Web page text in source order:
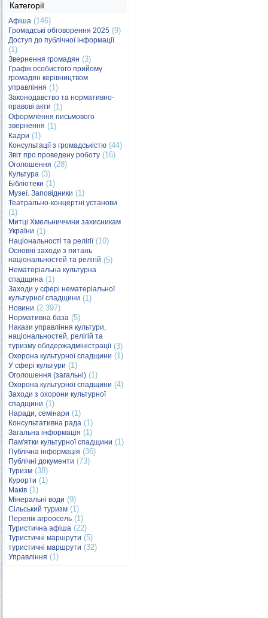
Категорії
Афіша (146)
Громадські обговорення 2025 (9)
Доступ до публічної інформації
(1)
Звернення громадян (3)
Графік особистого прийому
громадян керівництвом
управління (1)
Законодавство та нормативно-
правові акти (1)
Оформлення письмового
звернення (1)
Кадри (1)
Консультації з громадськістю (44)
Звіт про проведену роботу (16)
Оголошення (28)
Культура (3)
Бібліотеки (1)
Музеї. Заповідники (1)
Театрально-концертні установи
(1)
Митці Хмельниччини захисникам
України (1)
Національності та релігії(10)
Основні заходи з питань
національностей та релігій (5)
Нематеріальна культурна
спадщина (1)
Заходи у сфері нематеріальної
культурної спадщини (1)
Новини (2 397)
Нормативна база (5)
Накази управління культури,
національностей, релігій та
туризму облдержадміністрації(3)
Охорона культурної спадщини (1)
У сфері культури (1)
Оголошення (загальні) (1)
Охорона культурної спадщини (4)
Заходи з охорони культурної
спадщини (1)
Наради, семінари (1)
Консультативна рада (1)
Загальна інформація (1)
Пам'ятки культурної спадщини (1)
Публічна інформація (36)
Публічні документи (73)
Туризм (38)
Курорти (1)
Маків (1)
Мінеральні води (9)
Сільський туризм (1)
Перелік агроосель (1)
Туристична афіша (22)
Туристичні маршрути (5)
туристичні маршрути (32)
Управління (1)